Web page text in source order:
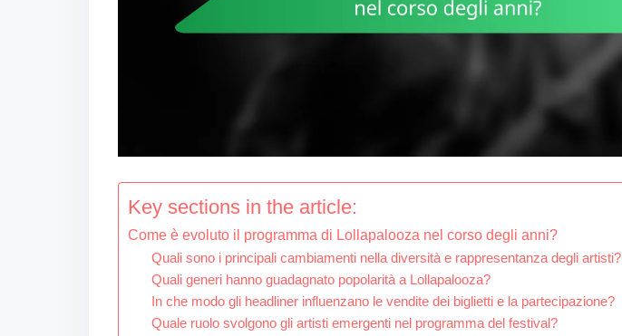
Key sections in the article:
Come è evoluto il programma di Lollapalooza nel corso degli anni?
Quali sono i principali cambiamenti nella diversità e rappresentanza degli artisti?
Quali generi hanno guadagnato popolarità a Lollapalooza?
In che modo gli headliner influenzano le vendite dei biglietti e la partecipazione?
Quale ruolo svolgono gli artisti emergenti nel programma del festival?